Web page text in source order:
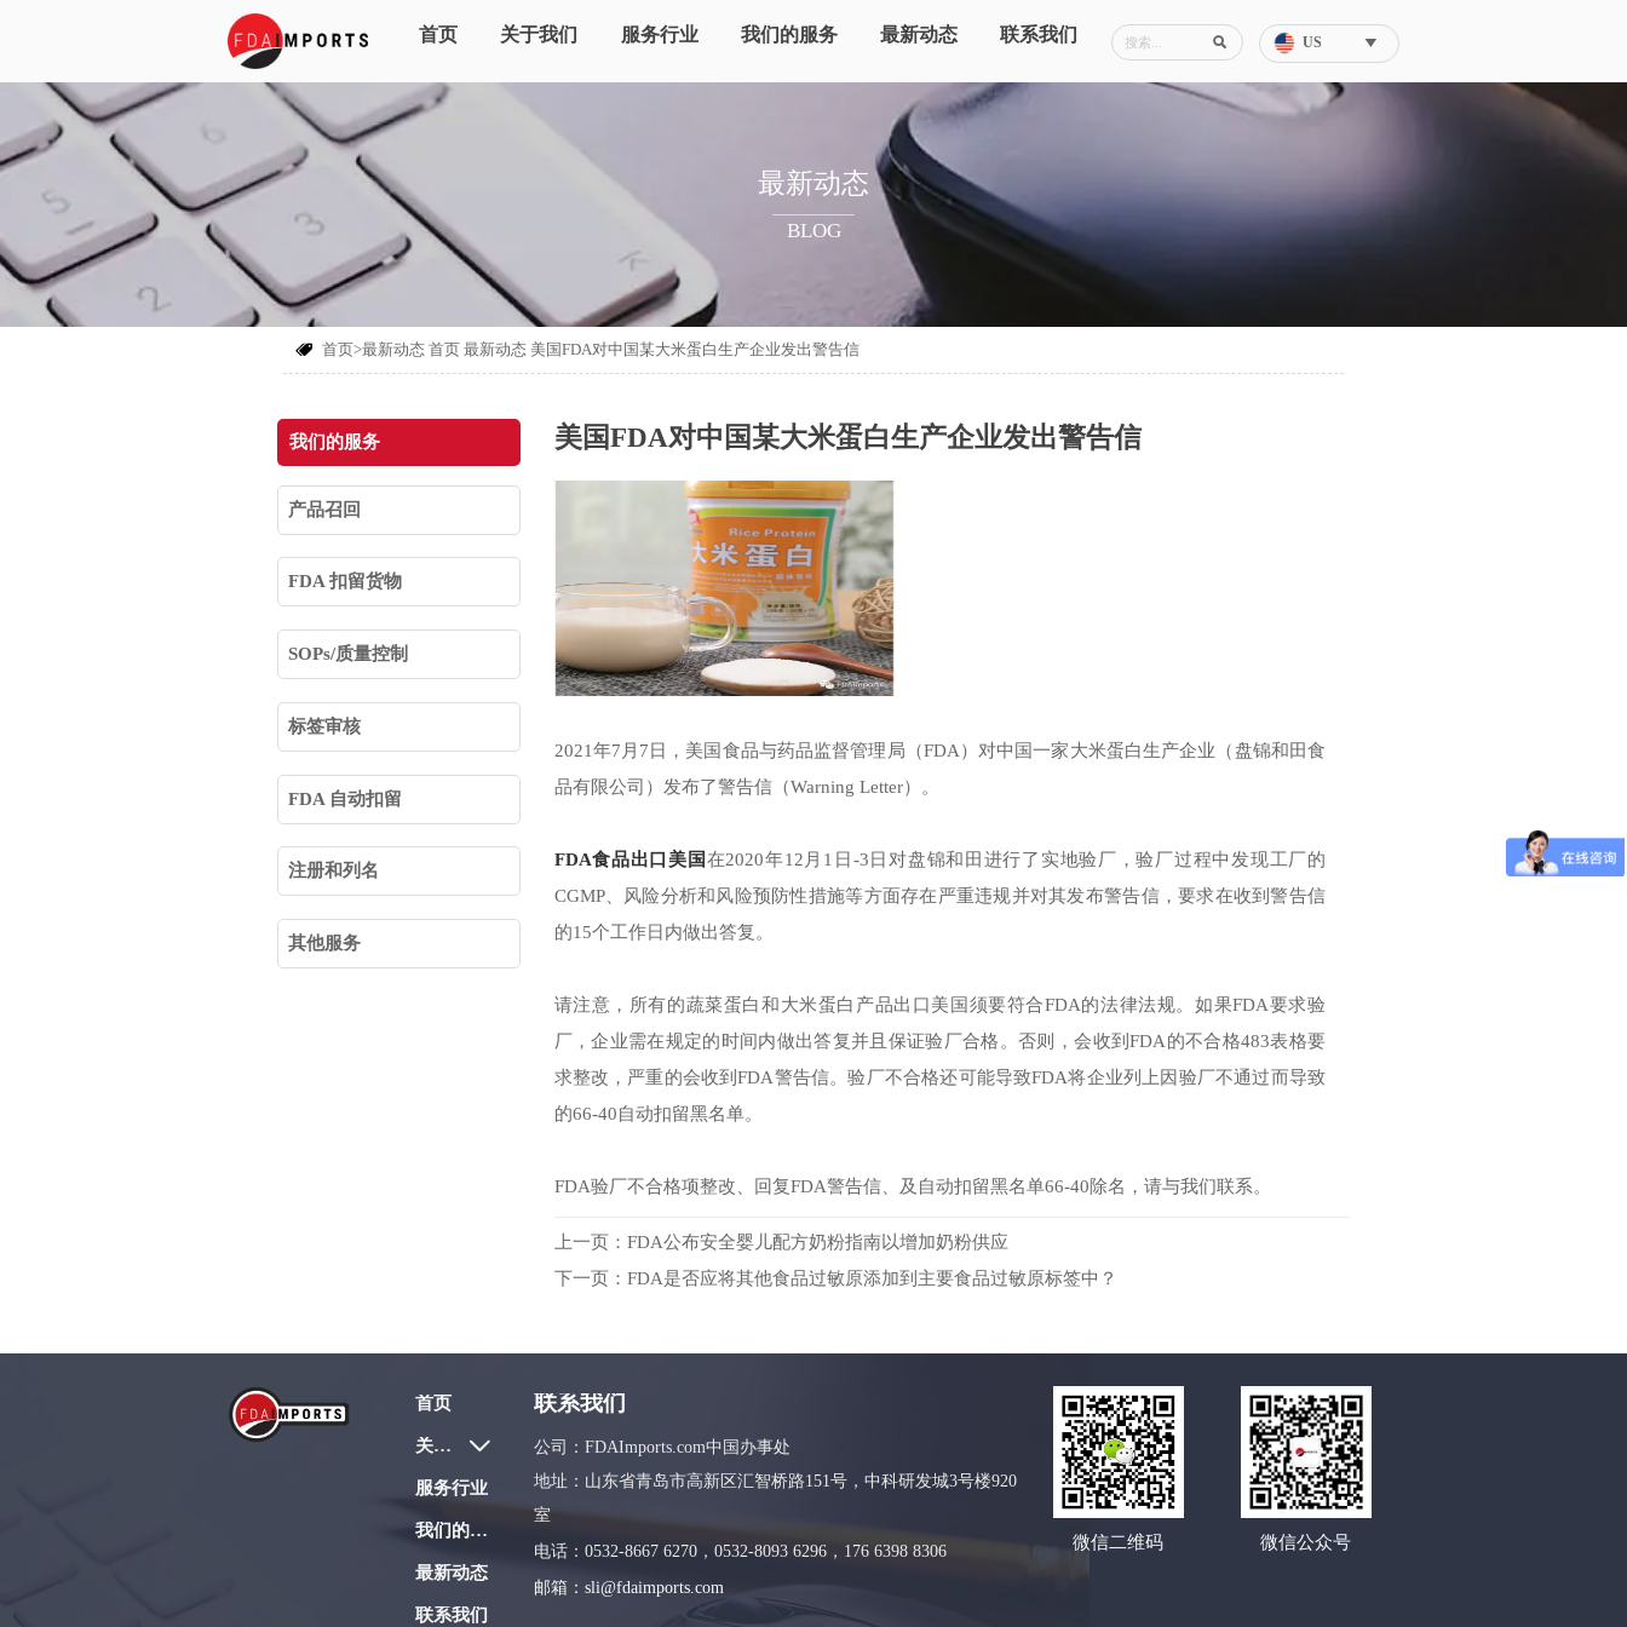
首页 关于我们 服务行业 我们的服务 最新动态 联系我们  US 
最新动态
BLOG
 首页>最新动态 首页 最新动态 美国FDA对中国某大米蛋白生产企业发出警告信
我们的服务
产品召回
FDA 扣留货物
SOPs/质量控制
标签审核
FDA 自动扣留
注册和列名
其他服务
美国FDA对中国某大米蛋白生产企业发出警告信
2021年7月7日，美国食品与药品监督管理局（FDA）对中国一家大米蛋白生产企业（盘锦和田食
品有限公司）发布了警告信（Warning Letter）。
FDA食品出口美国在2020年12月1日-3日对盘锦和田进行了实地验厂，验厂过程中发现工厂的
CGMP、风险分析和风险预防性措施等方面存在严重违规并对其发布警告信，要求在收到警告信
的15个工作日内做出答复。
请注意，所有的蔬菜蛋白和大米蛋白产品出口美国须要符合FDA的法律法规。如果FDA要求验
厂，企业需在规定的时间内做出答复并且保证验厂合格。否则，会收到FDA的不合格483表格要
求整改，严重的会收到FDA警告信。验厂不合格还可能导致FDA将企业列上因验厂不通过而导致
的66-40自动扣留黑名单。
FDA验厂不合格项整改、回复FDA警告信、及自动扣留黑名单66-40除名，请与我们联系。
上一页： FDA公布安全婴儿配方奶粉指南以增加奶粉供应
下一页： FDA是否应将其他食品过敏原添加到主要食品过敏原标签中？
首页
关于我们 
服务行业
我们的服务
最新动态
联系我们
联系我们
公司：FDAImports.com中国办事处
地址：山东省青岛市高新区汇智桥路151号，中科研发城3号楼920
室
电话：0532-8667 6270，0532-8093 6296，176 6398 8306
邮箱：sli@fdaimports.com
微信二维码 微信公众号